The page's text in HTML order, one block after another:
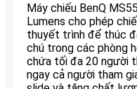
Máy chiếu BenQ
Lumens cho phép
thuyết trình để thúc
chú trong các phòng
chứa tối đa 20 người
ngay cả người tham